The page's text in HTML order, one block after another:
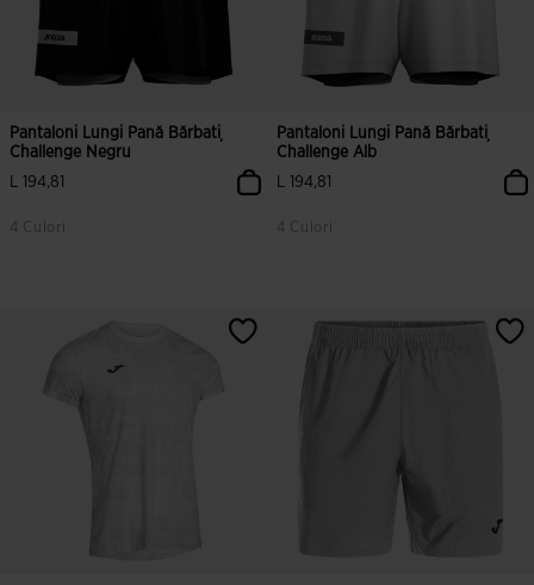
Pantaloni Lungi Pană Bărbați
Challenge Negru
L 194,81
4 Culori
Pantaloni Lungi Pană Bărbați
Challenge Alb
L 194,81
4 Culori
3,5 din 5 evaluări ale clienților